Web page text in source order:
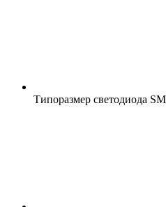
Типоразмер светодиода